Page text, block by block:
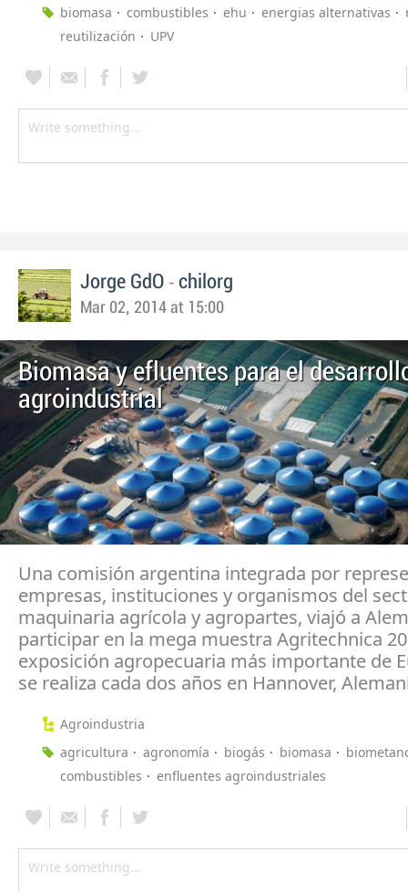
biomasa combustibles ehu energias alternativas
reutilización
UPV
Jorge GdO - chilorg
Mar 02, 2014 at 15:00
Biomasa y efluentes para el
agroindustrial
Una comisión argentina integrada por
empresas, instituciones y organismos del
maquinaria agrícola y agropartes, viajó a
participar en la mega muestra Agritechnica
exposición agropecuaria más importante de
se realiza cada dos años en Hannover,
Agroindustria
agricultura
agronomía biogás biomasa
combustibles
enfluentes agroindustriales